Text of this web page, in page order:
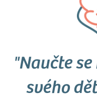
"Naučte
svého